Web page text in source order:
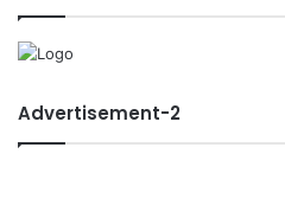
Advertisement-2